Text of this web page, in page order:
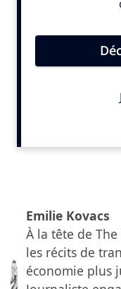
Un modèle adopté
lululemon, Levi’s,
Decathlon.
En 2024, les
réparé plus de 29
Emilie Kovacs
À la tête de
les récits de
économie plus